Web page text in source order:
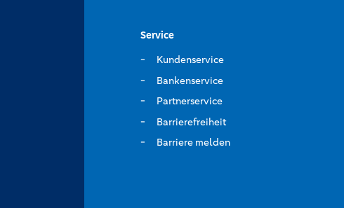
Service
Kundenservice
Bankenservice
Partnerservice
Barrierefreiheit
Barriere melden